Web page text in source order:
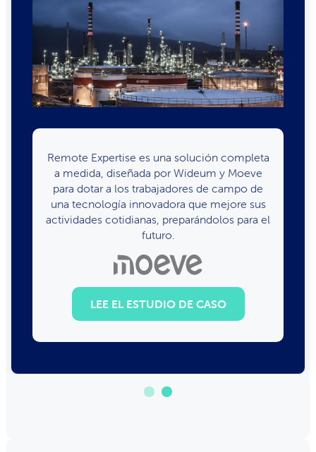
Remote Expertise es una solución completa
a medida, diseñada por Wideum y Moeve
para dotar a los trabajadores de campo de
una tecnología innovadora que mejore sus
actividades cotidianas, preparándolos para el
futuro.
LEE EL ESTUDIO DE CASO